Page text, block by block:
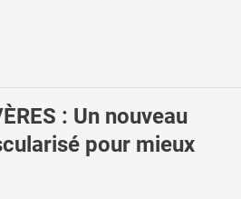
: Un nouveau
pour mieux